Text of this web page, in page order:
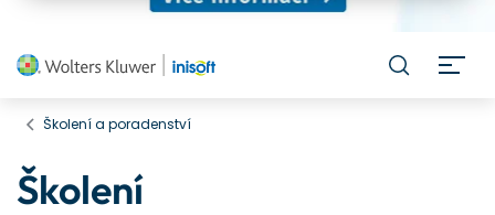
Školení a poradenství
Školení